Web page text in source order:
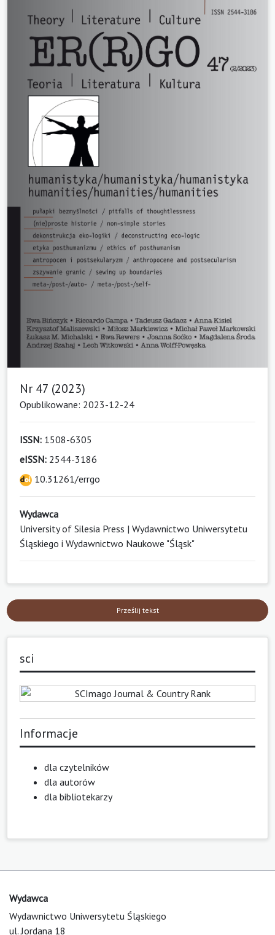
Nr 47 (2023)
Opublikowane: 2023-12-24
ISSN: 1508-6305
eISSN: 2544-3186
10.31261/errgo
Wydawca
University of Silesia Press | Wydawnictwo Uniwersytetu
Śląskiego i Wydawnictwo Naukowe "Śląsk"
Prześlij tekst
sci
Informacje
dla czytelników
dla autorów
dla bibliotekarzy
Wydawca
Wydawnictwo Uniwersytetu Śląskiego
ul. Jordana 18